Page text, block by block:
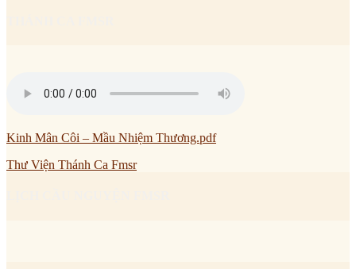
Kinh Mân Côi – Mầu Nhiệm Thương.pdf
Thư Viện Thánh Ca Fmsr